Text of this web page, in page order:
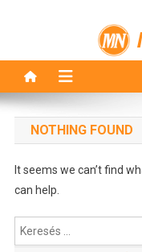
NOTHING FOUND
It seems we can’t find
can help.
Keresés: